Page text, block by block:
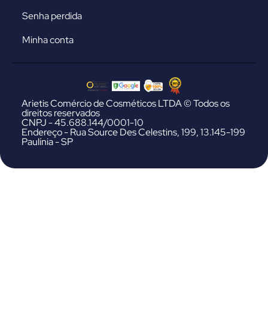
Senha perdida
Minha conta
Arietis Comércio de Cosméticos LTDA © Todos os
direitos reservados
CNPJ - 45.688.144/0001-10
Endereço - Rua Source Des Celestins, 199, 13.145-199
Paulínia - SP